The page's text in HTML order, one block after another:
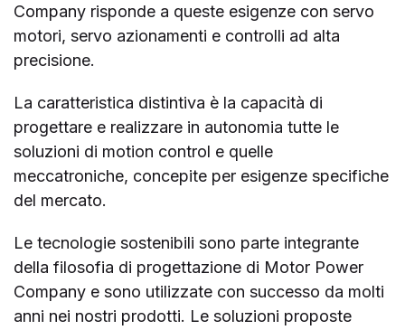
Company risponde a queste esigenze con servo
motori, servo azionamenti e controlli ad alta
precisione.
La caratteristica distintiva è la capacità di
progettare e realizzare in autonomia tutte le
soluzioni di motion control e quelle
meccatroniche, concepite per esigenze specifiche
del mercato.
Le tecnologie sostenibili sono parte integrante
della filosofia di progettazione di Motor Power
Company e sono utilizzate con successo da molti
anni nei nostri prodotti. Le soluzioni proposte